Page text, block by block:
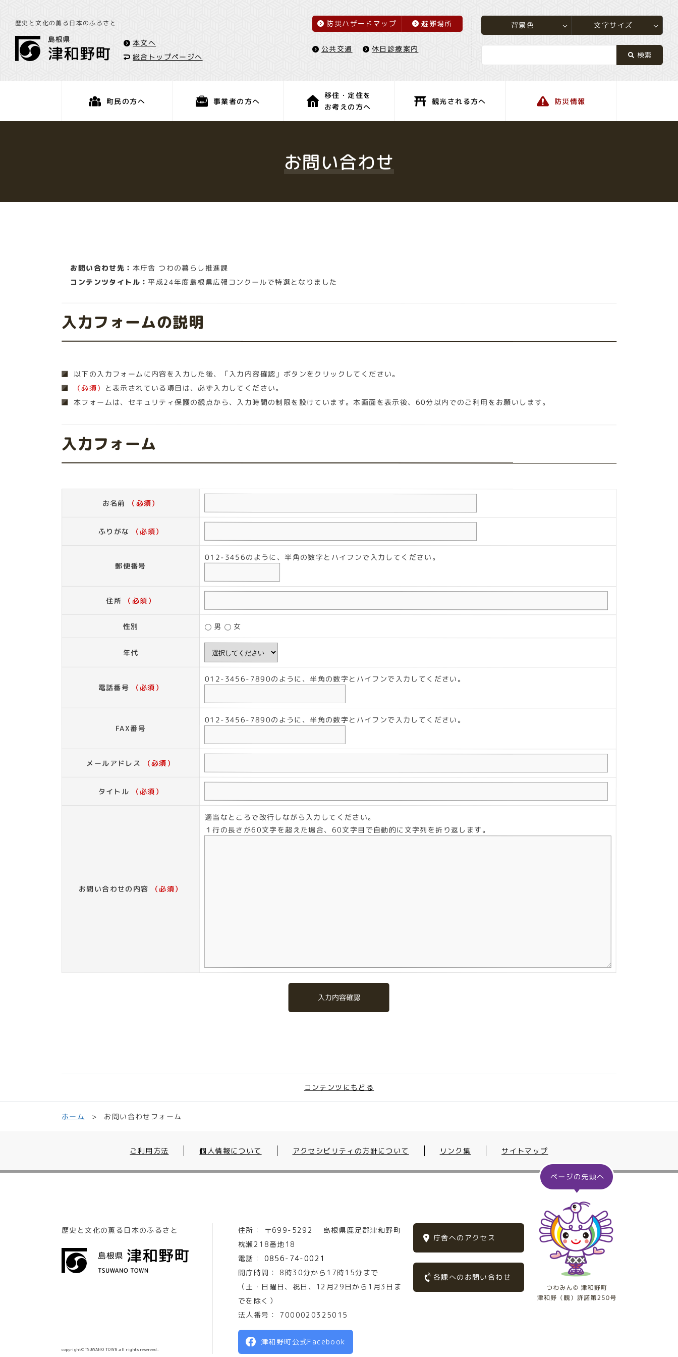
歴史と文化の薫る日本のふるさと
本文へ
総合トップページへ
防災ハザードマップ 避難場所
公共交通 休日診療案内
背景色 文字サイズ
町民の方へ 事業者の方へ
移住・定住を
お考えの方へ
観光される方へ 防災情報
お問い合わせ
お問い合わせ先： 本庁舎 つわの暮らし推進課
コンテンツタイトル： 平成24年度島根県広報コンクールで特選となりました
入力フォームの説明
以下の入力フォームに内容を入力した後、「入力内容確認」ボタンをクリックしてください。
（必須） と表示されている項目は、必ず入力してください。
本フォームは、セキュリティ保護の観点から、入力時間の制限を設けています。本画面を表示後、60分以内でのご利用をお願いします。
入力フォーム
お名前 （必須）
ふりがな （必須）
郵便番号
012-3456のように、半角の数字とハイフンで入力してください。
住所 （必須）
性別 男 女
年代
電話番号 （必須）
012-3456-7890のように、半角の数字とハイフンで入力してください。
FAX番号
012-3456-7890のように、半角の数字とハイフンで入力してください。
メールアドレス （必須）
タイトル （必須）
お問い合わせの内容 （必須）
適当なところで改行しながら入力してください。
１行の長さが60文字を超えた場合、60文字目で自動的に文字列を折り返します。
入力内容確認
コンテンツにもどる
ホーム お問い合わせフォーム
ご利用方法 個人情報について アクセシビリティの方針について リンク集 サイトマップ
歴史と文化の薫る日本のふるさと
copyright©TSUWANO TOWN.all rights reserved.
住所： 〒699-5292 島根県鹿足郡津和野町
枕瀬218番地18
電話：
0856-74-0021
開庁時間：
8時30分から17時15分まで
（土・日曜日、祝日、12月29日から1月3日ま
でを除く）
法人番号：
7000020325015
津和野町公式Facebook
庁舎へのアクセス
各課へのお問い合わせ